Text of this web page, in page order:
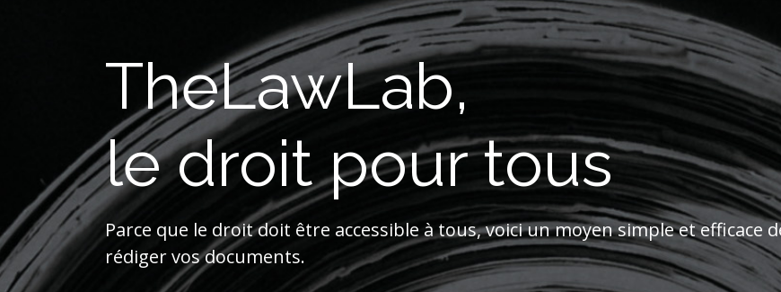
TheLawLab,
le droit pour tous
Parce que le droit doit être accessible à tous, voici un moyen simple et efficace
rédiger vos documents.